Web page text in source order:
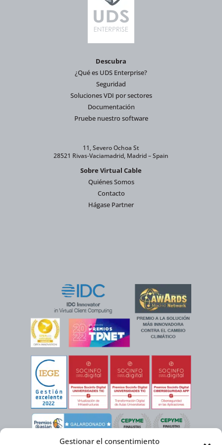
Gestionar el consentimiento
Descubra
¿Qué es UDS Enterprise?
Seguridad
Soluciones VDI por sectores
Documentación
Pruebe nuestro software
11, Severo Ochoa St
28521 Rivas-Vaciamadrid, Madrid – Spain
Sobre Virtual Cable
Quiénes Somos
Contacto
Hágase Partner